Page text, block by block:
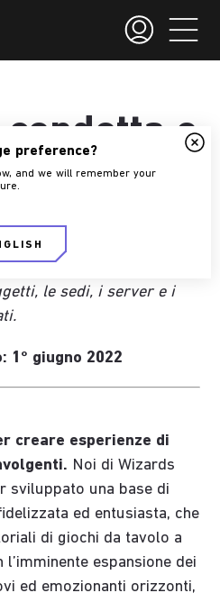
condotta e
della
e i proprietari di sedi
le sedi, i server e i
1° giugno 2022
creare esperienze di
Noi di Wizards
sviluppato una base di
ed entusiasta, che
di giochi da tavolo a
espansione dei
ed emozionanti orizzonti,
preference?
and we will remember your